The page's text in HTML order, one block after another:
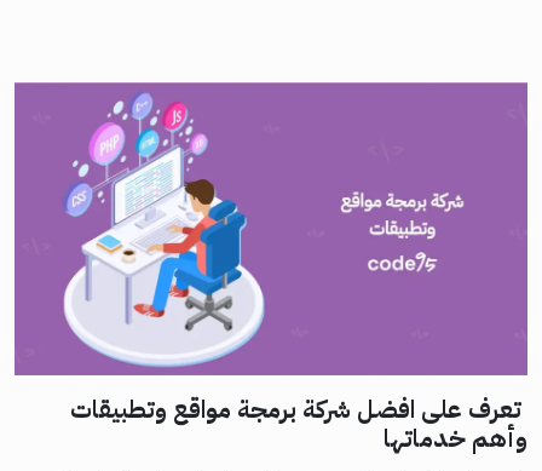
تعرف على افضل شركة برمجة مواقع وتطبيقات
وأهم خدماتها